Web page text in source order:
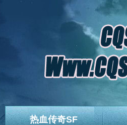
热血传奇SF